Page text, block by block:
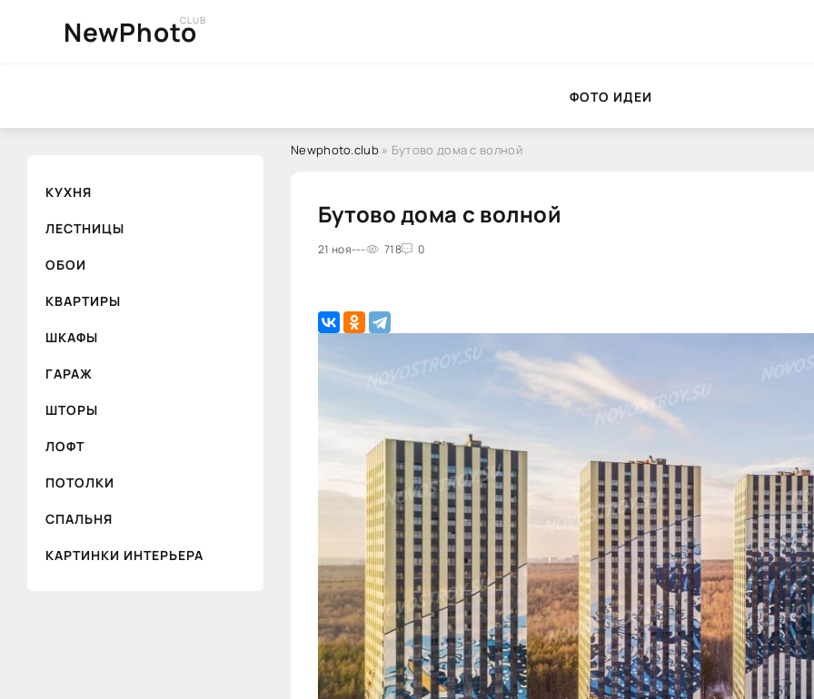
NewPhoto
CLUB
ФОТО ИДЕИ
КУХНЯ
ЛЕСТНИЦЫ
ОБОИ
КВАРТИРЫ
ШКАФЫ
ГАРАЖ
ШТОРЫ
ЛОФТ
ПОТОЛКИ
СПАЛЬНЯ
КАРТИНКИ ИНТЕРЬЕРА
Newphoto.club» Бутово дома с волной
Бутово дома с волной
21 ноя--- 718 0